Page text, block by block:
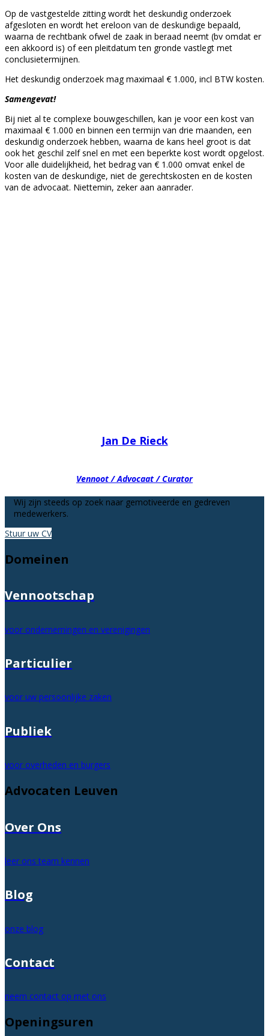
Op de vastgestelde zitting wordt het deskundig onderzoek
afgesloten en wordt het ereloon van de deskundige bepaald,
waarna de rechtbank ofwel de zaak in beraad neemt (bv omdat er
een akkoord is) of een pleitdatum ten gronde vastlegt met
conclusietermijnen.
Het deskundig onderzoek mag maximaal € 1.000, incl BTW kosten.
Samengevat!
Bij niet al te complexe bouwgeschillen, kan je voor een kost van
maximaal € 1.000 en binnen een termijn van drie maanden, een
deskundig onderzoek hebben, waarna de kans heel groot is dat
ook het geschil zelf snel en met een beperkte kost wordt opgelost.
Voor alle duidelijkheid, het bedrag van € 1.000 omvat enkel de
kosten van de deskundige, niet de gerechtskosten en de kosten
van de advocaat. Niettemin, zeker aan aanrader.
Jan De Rieck
Vennoot / Advocaat / Curator
Wij zijn steeds op zoek naar gemotiveerde en gedreven
medewerkers.
Stuur uw CV
Domeinen
Vennootschap
voor ondernemingen en verenigingen
Particulier
voor uw persoonlijke zaken
Publiek
voor overheden en burgers
Advocaten Leuven
Over Ons
leer ons team kennen
Blog
onze blog
Contact
neem contact op met ons
Openingsuren